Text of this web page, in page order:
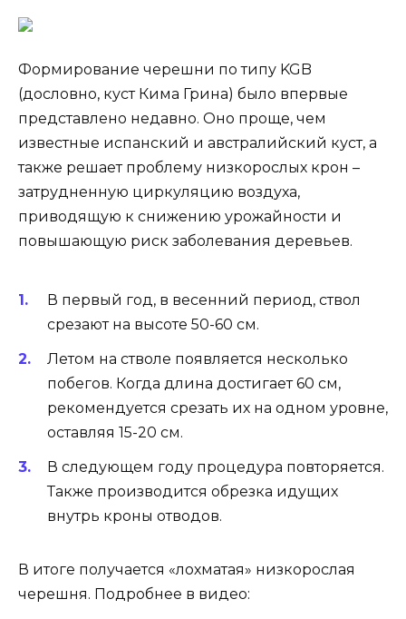
Формирование черешни по типу KGB
(дословно, куст Кима Грина) было впервые
представлено недавно. Оно проще, чем
известные испанский и австралийский куст, а
также решает проблему низкорослых крон –
затрудненную циркуляцию воздуха,
приводящую к снижению урожайности и
повышающую риск заболевания деревьев.
В первый год, в весенний период, ствол
срезают на высоте 50-60 см.
Летом на стволе появляется несколько
побегов. Когда длина достигает 60 см,
рекомендуется срезать их на одном уровне,
оставляя 15-20 см.
В следующем году процедура повторяется.
Также производится обрезка идущих
внутрь кроны отводов.
В итоге получается «лохматая» низкорослая
черешня. Подробнее в видео: